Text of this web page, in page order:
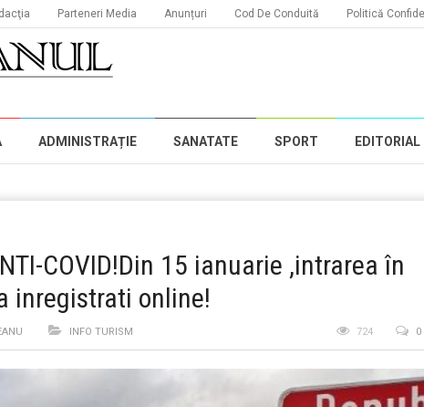
Parteneri Media Anunțuri Cod De Conduită Politică
ADMINISTRAȚIE SANATATE SPORT EDITORIAL
COVID!Din 15 ianuarie ,intrarea în
inregistrati online!
INFO TURISM 0
724